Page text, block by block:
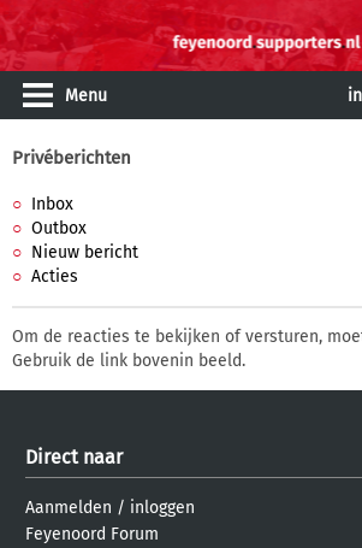
Menu
Privéberichten
Inbox
Outbox
Nieuw bericht
Acties
Om de reacties te bekijken of versturen,
Gebruik de link bovenin beeld.
Direct naar
Aanmelden / inloggen
Feyenoord Forum